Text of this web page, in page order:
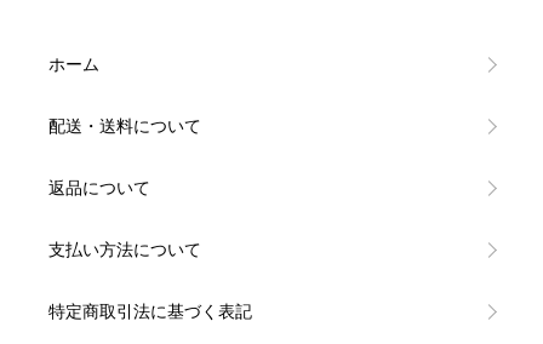
ホーム
配送・送料について
返品について
支払い方法について
特定商取引法に基づく表記